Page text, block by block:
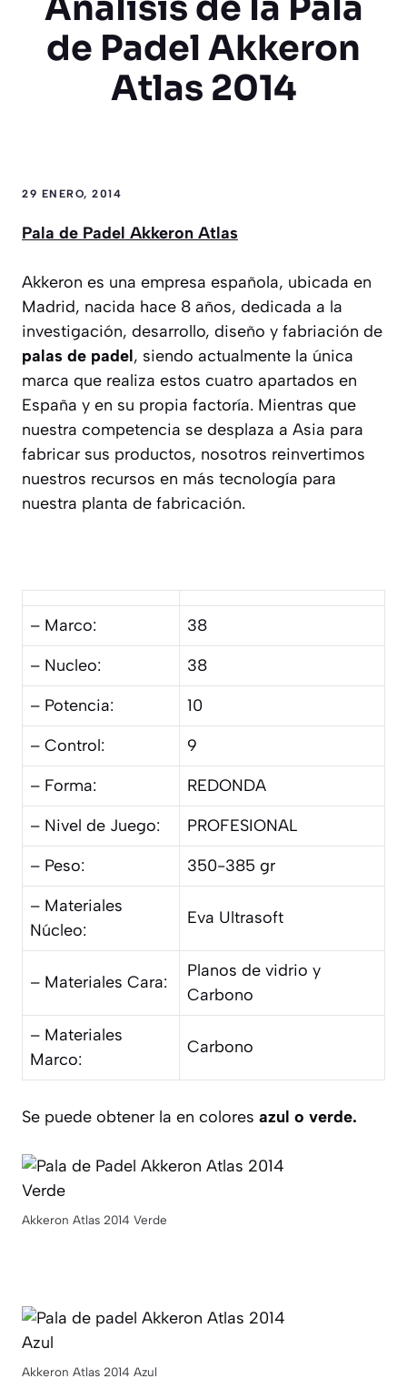
de Padel Akkeron
Atlas 2014
29 ENERO, 2014
Pala de Padel Akkeron Atlas
Akkeron es una empresa española, ubicada en
Madrid, nacida hace 8 años, dedicada a la
investigación, desarrollo, diseño y fabriación de
palas de padel, siendo actualmente la única
marca que realiza estos cuatro apartados en
España y en su propia factoría. Mientras que
nuestra competencia se desplaza a Asia para
fabricar sus productos, nosotros reinvertimos
nuestros recursos en más tecnología para
nuestra planta de fabricación.
– Marco:
38
– Nucleo:
38
– Potencia:
10
– Control:
9
– Forma:
REDONDA
– Nivel de Juego:
PROFESIONAL
– Peso:
350-385 gr
– Materiales
Núcleo:
Eva Ultrasoft
– Materiales Cara:
Planos de vidrio y
Carbono
– Materiales
Marco:
Carbono
Se puede obtener la en colores azul o verde.
Akkeron Atlas 2014 Verde
Akkeron Atlas 2014 Azul